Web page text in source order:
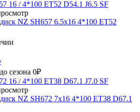
NZ SH657 6.5x16 4*100 ET52
сезона 0₽
NZ SH672 7x16 4*100 ET38 D67.1